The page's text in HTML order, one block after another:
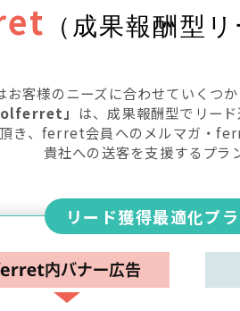
（成果報酬型
客様のニーズに合わせていくつか
」 は、成果報酬型でリー
き、ferret会員へのメルマガ・
貴社への送客を支援するプラ
リード獲得最適化プ